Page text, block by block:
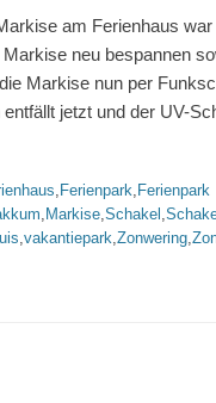
am Ferienhaus
neu bespannen
Markise nun per
jetzt und der UV-
, Ferienpark, Ferienpark
, Markise,Schakel ,
,vakantiepark,Zonwering,